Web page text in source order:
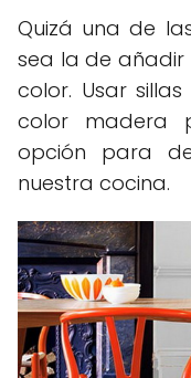
Quizá una de
sea la de añadir
color. Usar
color madera
opción para
nuestra cocina.